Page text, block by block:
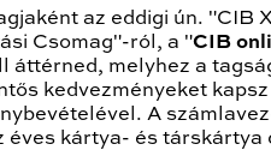
az eddigi ún. "CIB
Csomag"-ról, a "CIB
áttérned, melyhez a
kedvezményeket
A
éves kártya- és társkártya